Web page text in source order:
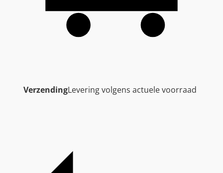
VerzendingLevering volgens actuele voorraad